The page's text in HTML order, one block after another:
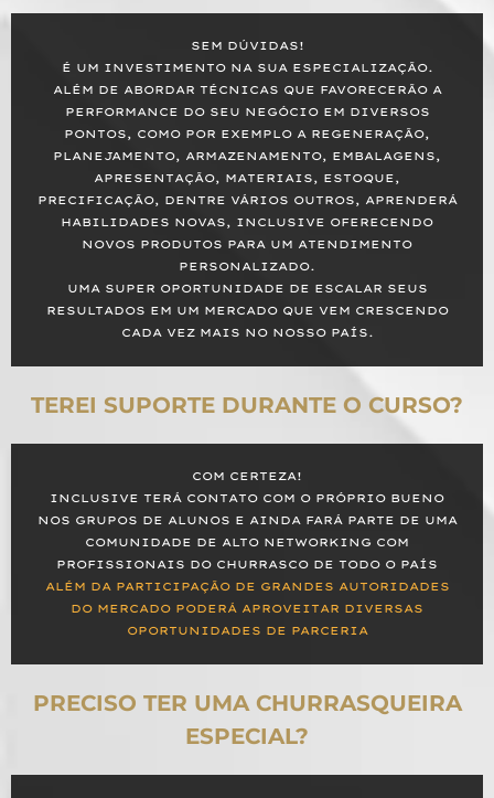
SEM DÚVIDAS!
É UM INVESTIMENTO NA SUA ESPECIALIZAÇÃO.
ALÉM DE ABORDAR TÉCNICAS QUE FAVORECERÃO A
PERFORMANCE DO SEU NEGÓCIO EM DIVERSOS
PONTOS, COMO POR EXEMPLO A REGENERAÇÃO,
PLANEJAMENTO, ARMAZENAMENTO, EMBALAGENS,
APRESENTAÇÃO, MATERIAIS, ESTOQUE,
PRECIFICAÇÃO, DENTRE VÁRIOS OUTROS, APRENDERÁ
HABILIDADES NOVAS, INCLUSIVE OFERECENDO
NOVOS PRODUTOS PARA UM ATENDIMENTO
PERSONALIZADO.
UMA SUPER OPORTUNIDADE DE ESCALAR SEUS
RESULTADOS EM UM MERCADO QUE VEM CRESCENDO
CADA VEZ MAIS NO NOSSO PAÍS.
TEREI SUPORTE DURANTE O CURSO?
COM CERTEZA!
INCLUSIVE TERÁ CONTATO COM O PRÓPRIO BUENO
NOS GRUPOS DE ALUNOS E AINDA FARÁ PARTE DE UMA
COMUNIDADE DE ALTO NETWORKING COM
PROFISSIONAIS DO CHURRASCO DE TODO O PAÍS
ALÉM DA PARTICIPAÇÃO DE GRANDES AUTORIDADES
DO MERCADO PODERÁ APROVEITAR DIVERSAS
OPORTUNIDADES DE PARCERIA
PRECISO TER UMA CHURRASQUEIRA
ESPECIAL?